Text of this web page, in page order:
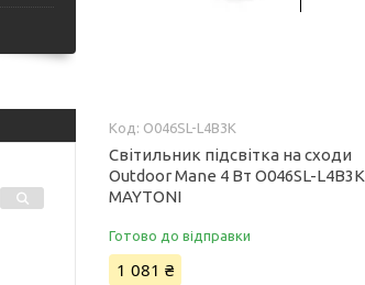
O046SL-L4B3K
Світильник підсвітка на сходи
Outdoor Mane 4 Вт O046SL-L4B3K
MAYTONI
Готово до відправки
1 081 ₴